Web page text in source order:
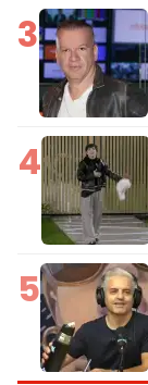
3
4
5